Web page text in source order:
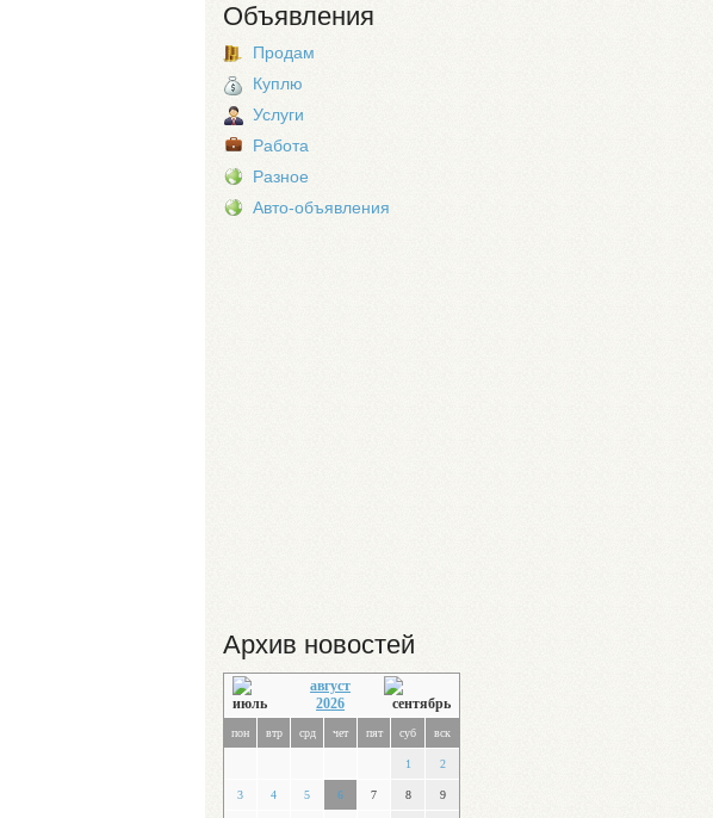
Объявления
Продам
Куплю
Услуги
Работа
Разное
Авто-объявления
Архив новостей
август
2026
пон втр срд чет пят суб вск
1 2
3 4 5 6 7 8 9